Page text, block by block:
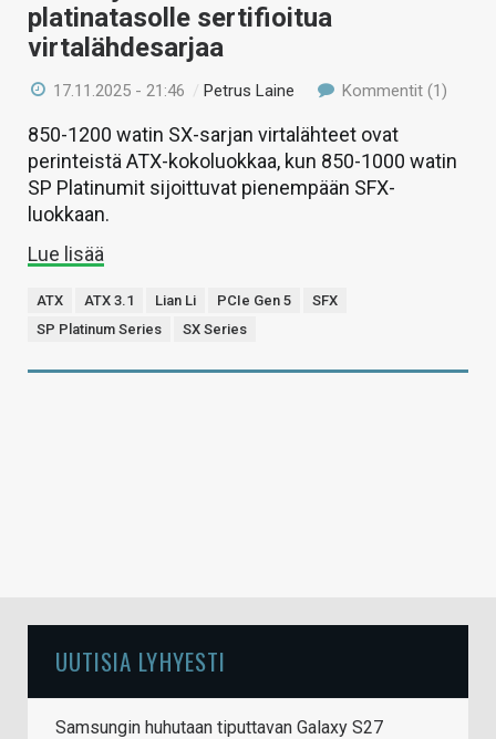
platinatasolle sertifioitua
virtalähdesarjaa
17.11.2025 - 21:46 / Petrus Laine Kommentit (1)
850-1200 watin SX-sarjan virtalähteet ovat
perinteistä ATX-kokoluokkaa, kun 850-1000 watin
SP Platinumit sijoittuvat pienempään SFX-
luokkaan.
Lue lisää
ATX ATX 3.1 Lian Li PCIe Gen 5
SFX
SP Platinum Series
SX Series
UUTISIA LYHYESTI
Samsungin huhutaan tiputtavan Galaxy S27